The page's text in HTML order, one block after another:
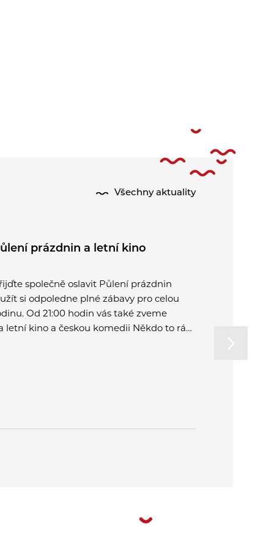
Všechny aktuality
prázdnin a letní kino
společně oslavit Půlení prázdnin
si odpoledne plné zábavy pro celou
Od 21:00 hodin vás také zveme
letní kino a českou komedii Někdo to rád